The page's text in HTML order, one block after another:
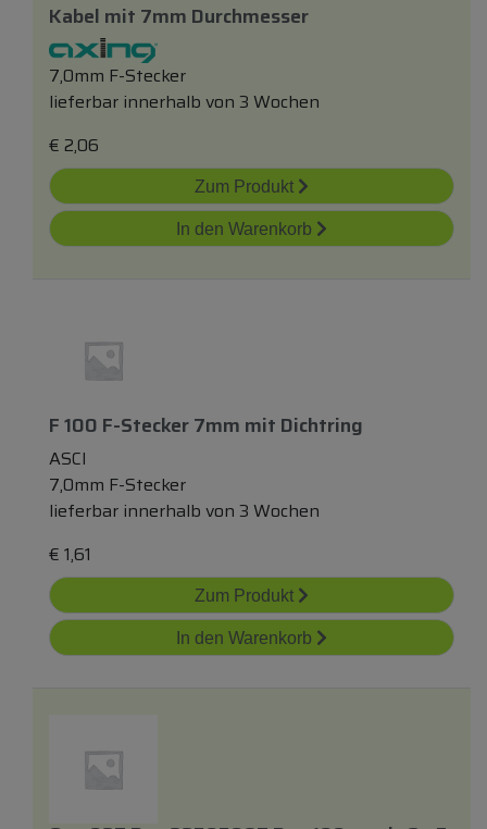
Kabel mit 7mm Durchmesser
7,0mm F-Stecker
lieferbar innerhalb von 3 Wochen
€ 2,06
Zum Produkt
In den Warenkorb
F 100 F-Stecker 7mm mit Dichtring
ASCI
7,0mm F-Stecker
lieferbar innerhalb von 3 Wochen
€ 1,61
Zum Produkt
In den Warenkorb